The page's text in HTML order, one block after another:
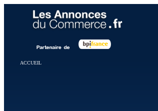
ACCUEIL
Panneau de gestion des cookies